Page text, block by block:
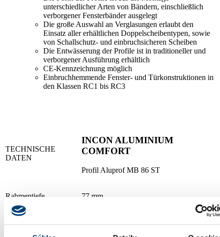
unterschiedlicher Arten von Bändern, einschließlich
verborgener Fensterbänder ausgelegt
Die große Auswahl an Verglasungen erlaubt den
Einsatz aller erhältlichen Doppelscheibentypen, sowie
von Schallschutz- und einbruchsicheren Scheiben
Die Entwässerung der Profile ist in traditioneller und
verborgener Ausführung erhältlich
CE-Kennzeichnung möglich
Einbruchhemmende Fenster- und Türkonstruktionen in
den Klassen RC1 bis RC3
TECHNISCHE
DATEN
INCON ALUMINIUM
COMFORT
Profil Aluprof MB 86 ST
Rahmentiefe 77 mm
Tiefe des Türflügels 86 mm